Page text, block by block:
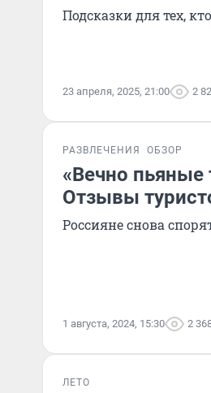
Подсказки для тех,
23 апреля, 2025, 21:00 2
РАЗВЛЕЧЕНИЯ ОБЗОР
«Вечно пьяные
Отзывы
Россияне снова
1 августа, 2024, 15:30 2
ЛЕТО